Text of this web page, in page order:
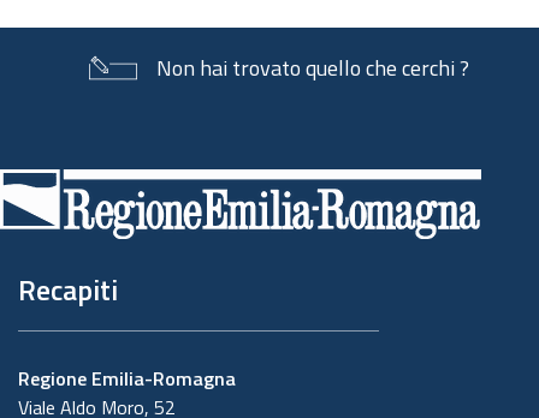
Non hai trovato quello che cerchi ?
di
pagina
Recapiti
Regione Emilia-Romagna
Viale Aldo Moro, 52